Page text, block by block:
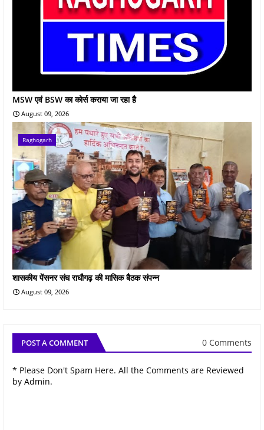
MSW एवं BSW का कोर्स कराया जा रहा है
August 09, 2026
Raghogarh
शासकीय पेंसनर संघ राघौगढ़ की मासिक बैठक संपन्न
August 09, 2026
POST A COMMENT 0 Comments
* Please Don't Spam Here. All the Comments are Reviewed
by Admin.